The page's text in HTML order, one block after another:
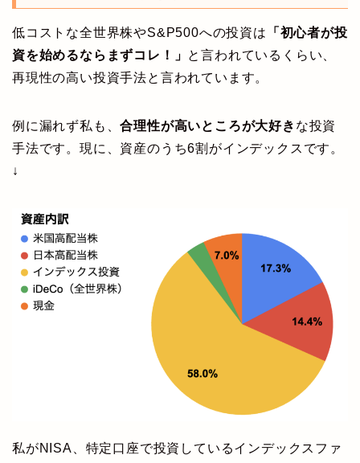
低コストな全世界株やS&P500への投資は
「初心者が投
資を始めるならまずコレ！」 と言われているくらい、
再現性の高い投資手法と言われています。
例に漏れず私も、合理性が高いところが大好き な投資
手法です。現に、資産のうち6割がインデックスです。
↓
私がNISA、特定口座で投資しているインデックスファ